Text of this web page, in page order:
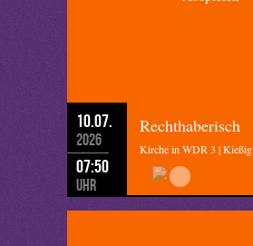
10.07.
2026
07:50
Uhr
Rechthaberisch
Kirche in WDR 3 | Kießig